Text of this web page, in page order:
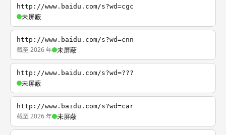
http://www.baidu.com/s?wd=cgc
未屏蔽
http://www.baidu.com/s?wd=cnn
截至 2026 年 未屏蔽
http://www.baidu.com/s?wd=???
未屏蔽
http://www.baidu.com/s?wd=car
截至 2026 年 未屏蔽